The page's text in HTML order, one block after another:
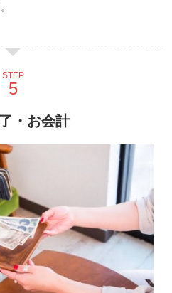
STEP
・お会計